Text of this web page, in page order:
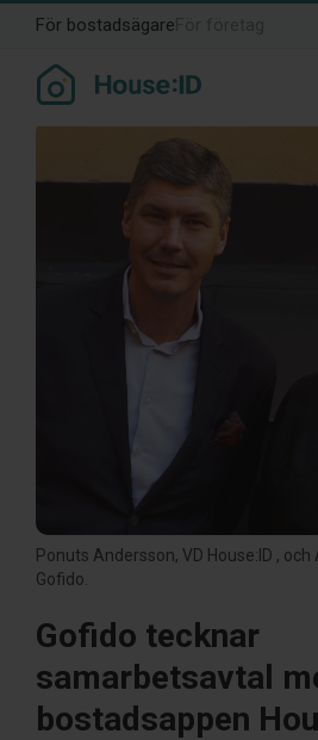
För bostadsägare
Ponuts Andersson, VD House:ID ,
Gofido.
Gofido tecknar
samarbetsavtal
bostadsappen